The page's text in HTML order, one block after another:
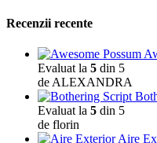
Recenzii recente
Evaluat la 5 din 5
de ALEXANDRA
Evaluat la 5 din 5
de florin
Aire